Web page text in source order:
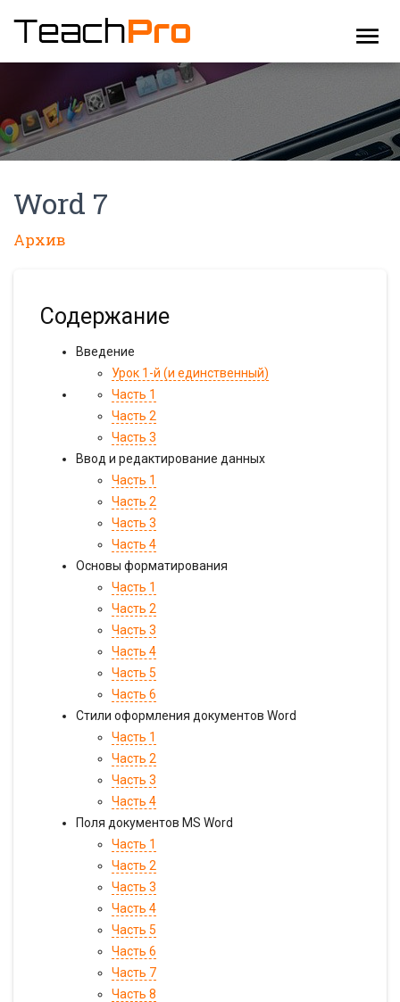
menu
Word 7
Архив
Содержание
Введение
Урок 1-й (и единственный)
Часть 1
Часть 2
Часть 3
Ввод и редактирование данных
Часть 1
Часть 2
Часть 3
Часть 4
Основы форматирования
Часть 1
Часть 2
Часть 3
Часть 4
Часть 5
Часть 6
Стили оформления документов Word
Часть 1
Часть 2
Часть 3
Часть 4
Поля документов MS Word
Часть 1
Часть 2
Часть 3
Часть 4
Часть 5
Часть 6
Часть 7
Часть 8